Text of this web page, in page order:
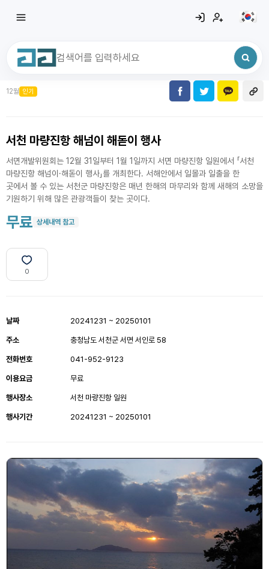
전체삭제
12월 인기
서천 마량진항 해넘이 해돋이 행사
서면개발위원회는 12월 31일부터 1월 1일까지 서면 마량진항 일원에서 「서천
마량진항 해넘이·해돋이 행사」를 개최한다. 서해안에서 일몰과 일출을 한
곳에서 볼 수 있는 서천군 마량진항은 매년 한해의 마무리와 함께 새해의 소망을
기원하기 위해 많은 관광객들이 찾는 곳이다.
무료 상세내역 참고
0
날짜 20241231 ~ 20250101
주소 충청남도 서천군 서면 서인로 58
전화번호 041-952-9123
이용요금 무료
행사장소 서천 마량진항 일원
행사기간 20241231 ~ 20250101